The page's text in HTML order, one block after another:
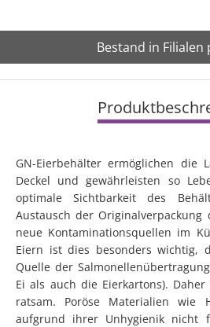
Bestand in Filialen
GN-Eierbehälter ermöglichen die
Deckel und gewährleisten so
optimale Sichtbarkeit des
Austausch der Originalverpackung
neue Kontaminationsquellen im
Eiern ist dies besonders wichtig,
Quelle der
Ei als auch die Eierkartons).
ratsam. Poröse Materialien wie
aufgrund ihrer Unhygienik nicht